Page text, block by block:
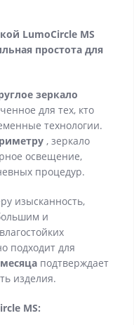
LumoCircle MS
простота для
зеркало
для тех, кто
технологии.
, зеркало
освещение,
процедур.
изысканность,
и
подходит для
подтверждает
изделия.
MS: